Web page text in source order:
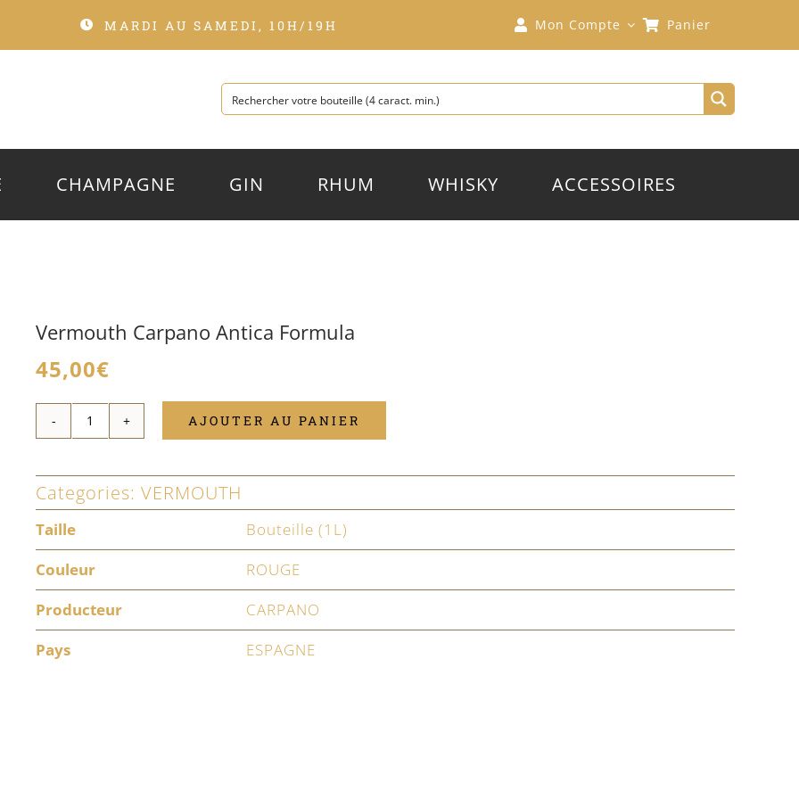
MARDI AU SAMEDI, 10H/19H Mon Compte Panier
CHAMPAGNE GIN RHUM WHISKY ACCESSOIRES
Vermouth Carpano Antica Formula
45,00€
quantité
Vermouth
Antica
Formula
AJOUTER AU PANIER
Categories: VERMOUTH
Taille
Bouteille (1L)
Couleur
ROUGE
Producteur
CARPANO
Pays
ESPAGNE